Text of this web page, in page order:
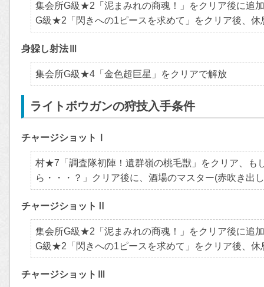
集会所G級★2「泥まみれの商魂！」をクリア後に追
G級★2「閃きへの1ピースを求めて」をクリア後、休
身躱し射法Ⅲ
集会所G級★4「金色超巨星」をクリアで解放
ライトボウガンの狩技入手条件
チャージショットⅠ
村★7「調査隊初陣！遺群嶺の桃毛獣」をクリア、も
ら・・・？」クリア後に、酒場のマスター(赤吹き出
チャージショットⅡ
集会所G級★2「泥まみれの商魂！」をクリア後に追
G級★2「閃きへの1ピースを求めて」をクリア後、休
チャージショットⅢ